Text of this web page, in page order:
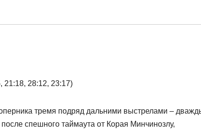
28:12, 23:17)
тремя подряд дальними выстрелами –
спешного таймаута от Корая Минчинозлу,